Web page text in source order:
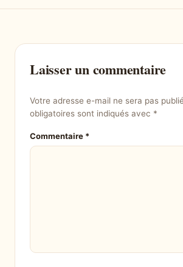
Laisser un commentaire
Votre adresse e-mail ne sera pas
obligatoires sont indiqués avec *
Commentaire *